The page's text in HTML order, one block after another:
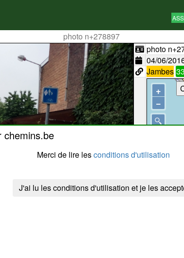
photo n+278897
chemins.be
Merci de lire lesconditions d'utilisation
J'ai lu les conditions d'utilisation et je les
photo
04/06/
Jambes 33
+
−